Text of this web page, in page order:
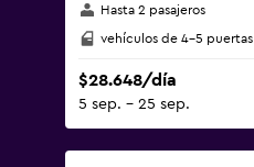
Hasta 2 pasajeros
vehículos de 4-5 puertas
$28.648/día
5 sep. - 25 sep.